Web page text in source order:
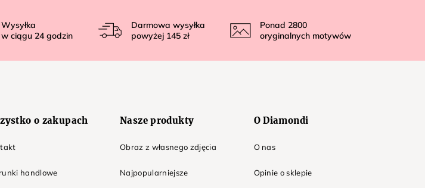
Wysyłka
w ciągu 24 godzin
Darmowa wysyłka
powyżej 145 zł
Ponad 2800
oryginalnych motywów
o zakupach
handlowe
Nasze produkty
Obraz z własnego zdjęcia
Najpopularniejsze
O Diamondi
O nas
Opinie o sklepie